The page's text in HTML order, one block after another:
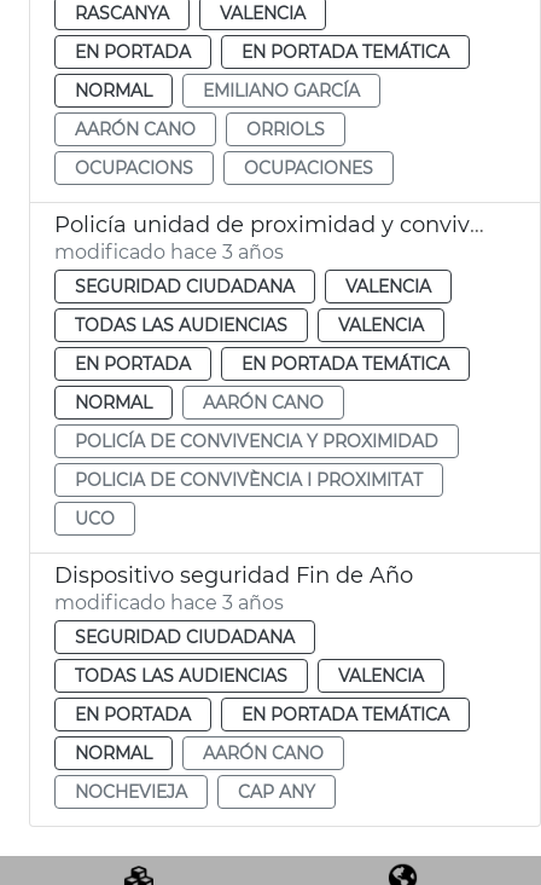
RASCANYA
VALENCIA
EN PORTADA
EN PORTADA TEMÁTICA
NORMAL
EMILIANO GARCÍA
AARÓN CANO
ORRIOLS
OCUPACIONS
OCUPACIONES
Policía unidad de proximidad y convivencia
modificado hace 3 años
SEGURIDAD CIUDADANA
VALENCIA
TODAS LAS AUDIENCIAS
VALENCIA
EN PORTADA
EN PORTADA TEMÁTICA
NORMAL
AARÓN CANO
POLICÍA DE CONVIVENCIA Y PROXIMIDAD
POLICIA DE CONVIVÈNCIA I PROXIMITAT
UCO
Dispositivo seguridad Fin de Año
modificado hace 3 años
SEGURIDAD CIUDADANA
TODAS LAS AUDIENCIAS
VALENCIA
EN PORTADA
EN PORTADA TEMÁTICA
NORMAL
AARÓN CANO
NOCHEVIEJA
CAP ANY